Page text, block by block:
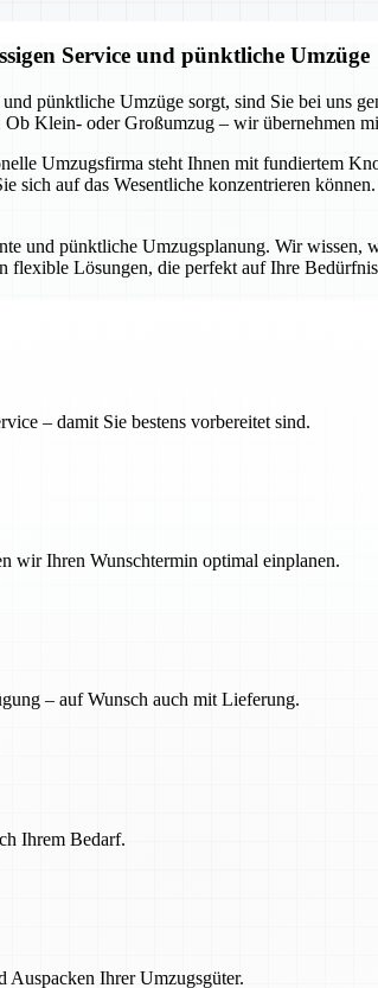
Service und pünktliche Umzüge
pünktliche Umzüge sorgt, sind Sie bei uns
Klein- oder Großumzug – wir übernehmen
Umzugsfirma steht Ihnen mit fundiertem
sich auf das Wesentliche konzentrieren
und pünktliche Umzugsplanung. Wir
Lösungen, die perfekt auf Ihre
– damit Sie bestens vorbereitet sind.
wir Ihren Wunschtermin optimal einplanen.
– auf Wunsch auch mit Lieferung.
Ihrem Bedarf.
Auspacken Ihrer Umzugsgüter.